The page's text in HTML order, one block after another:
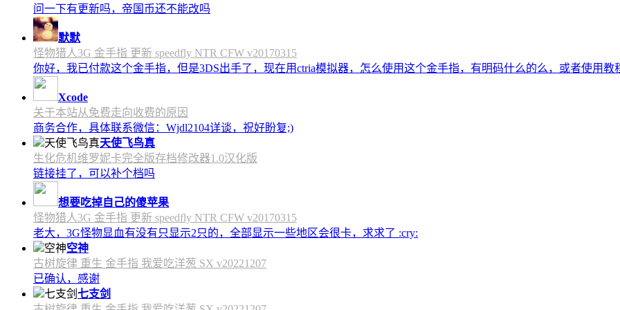
问一下有更新吗，帝国币还不能改吗
默默
怪物猎人3G 金手指 更新 speedfly NTR CFW v20170315
你好，我已付款这个金手指，但是3DS出手了，现在用ctria模拟器，怎么使用这个金手指，有明码什么的么，或者使用教
Xcode
关于本站从免费走向收费的原因
商务合作，具体联系微信：Wjdl2104详谈，祝好盼复;)
天使飞鸟真
生化危机维罗妮卡完全版存档修改器1.0汉化版
链接挂了，可以补个档吗
想要吃掉自己的傻苹果
怪物猎人3G 金手指 更新 speedfly NTR CFW v20170315
老大，3G怪物显血有没有只显示2只的，全部显示一些地区会很卡，求求了 :cry:
空神
古树旋律 重生 金手指 我爱吃洋葱 SX v20221207
已确认，感谢
七支剑